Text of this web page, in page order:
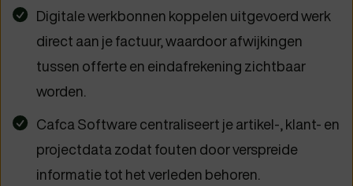
Digitale werkbonnen koppelen uitgevoerd werk
direct aan je factuur, waardoor afwijkingen
tussen offerte en eindafrekening zichtbaar
worden.
Cafca Software centraliseert je artikel-, klant- en
projectdata zodat fouten door verspreide
informatie tot het verleden behoren.